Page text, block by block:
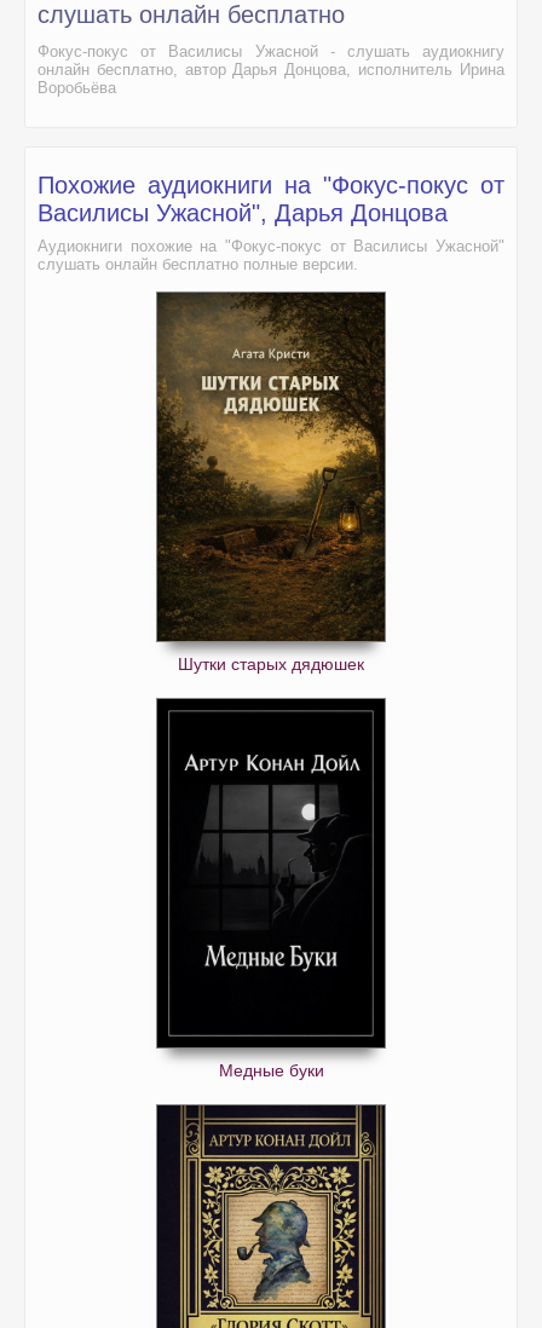
слушать онлайн бесплатно
Фокус-покус от Василисы Ужасной - слушать аудиокнигу
онлайн бесплатно, автор Дарья Донцова, исполнитель Ирина
Воробьёва
Похожие аудиокниги на "Фокус-покус от
Василисы Ужасной", Дарья Донцова
Аудиокниги похожие на "Фокус-покус от Василисы Ужасной"
слушать онлайн бесплатно полные версии.
Шутки старых дядюшек
Медные буки